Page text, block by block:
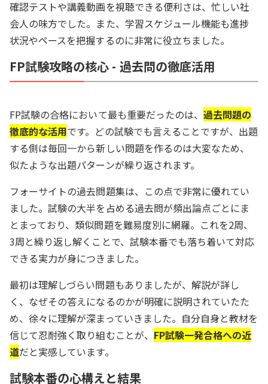
確認テストや講義動画を視聴できる便利さは、忙しい社
会人の味方でした。また、学習スケジュール機能も進捗
状況やペースを把握するのに非常に役立ちました。
FP試験攻略の核心 - 過去問の徹底活用
FP試験の合格において最も重要だったのは、過去問題の
徹底的な活用です。どの試験でも言えることですが、出題
する側は毎回一から新しい問題を作るのは大変なため、
似たような出題パターンが繰り返されます。
フォーサイトの過去問題集は、この点で非常に優れてい
ました。試験の大半を占める過去問が頻出論点ごとにま
とまっており、類似問題を難易度別に網羅。これを2周、
3周と繰り返し解くことで、試験本番でも落ち着いて対応
できる実力が身につきました。
最初は理解しづらい問題もありましたが、解説が詳し
く、なぜその答えになるのかが明確に説明されていたた
め、徐々に理解が深まっていきました。自分自身と教材を
信じて忍耐強く取り組むことが、 FP試験一発合格への近
道だと実感しています。
試験本番の心構えと結果